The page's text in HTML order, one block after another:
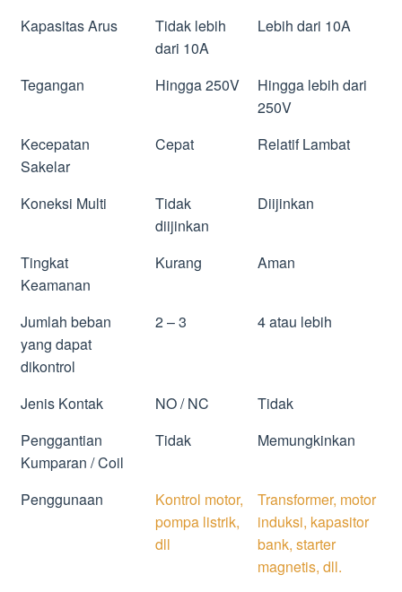
Kapasitas Arus
Tidak lebih
dari 10A
Lebih dari 10A
Tegangan Hingga 250V
Hingga lebih dari
250V
Kecepatan
Sakelar
Cepat Relatif Lambat
Koneksi Multi
Tidak
diijinkan
Diijinkan
Tingkat
Keamanan
Kurang Aman
Jumlah beban
yang dapat
dikontrol
2 – 3 4 atau lebih
Jenis Kontak NO / NC
Tidak
Penggantian
Kumparan / Coil
Tidak Memungkinkan
Penggunaan
Kontrol motor,
pompa listrik,
dll
Transformer, motor
induksi, kapasitor
bank, starter
magnetis, dll.